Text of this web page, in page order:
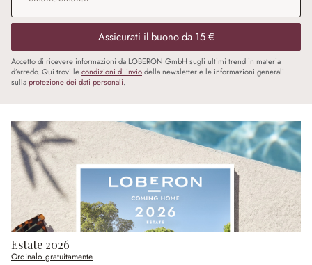
Assicurati il buono da 15 €
Accetto di ricevere informazioni da LOBERON GmbH sugli ultimi trend in materia
d’arredo. Qui trovi lecondizioni di inviodella newsletter e le informazioni generali
sullaprotezione dei dati personali.
Estate 2026
Ordinalo gratuitamente